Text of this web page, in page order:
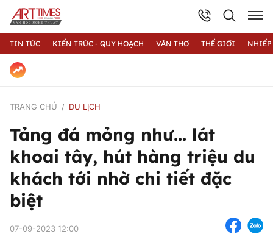
TIN TỨC KIẾN TRÚC - QUY HOẠCH VĂN THƠ THẾ GIỚI
TRANG CHỦ DU LỊCH
Tảng đá mỏng như... lát
khoai tây, hút hàng triệu du
khách tới nhờ chi tiết đặc
biệt
07-09-2023 12:00